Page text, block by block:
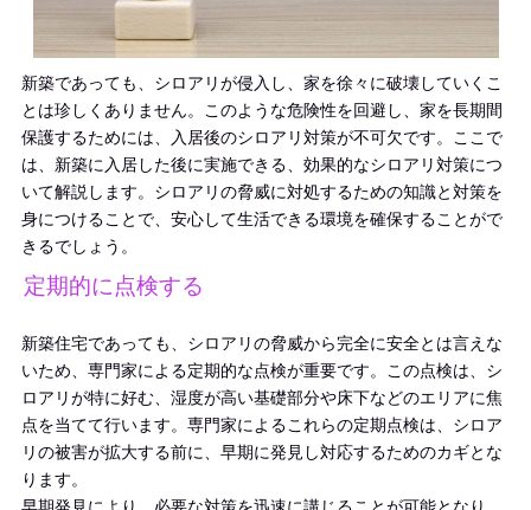
新築であっても、シロアリが侵入し、家を徐々に破壊していくこ
とは珍しくありません。このような危険性を回避し、家を長期間
保護するためには、入居後のシロアリ対策が不可欠です。ここで
は、新築に入居した後に実施できる、効果的なシロアリ対策につ
いて解説します。シロアリの脅威に対処するための知識と対策を
身につけることで、安心して生活できる環境を確保することがで
きるでしょう。
定期的に点検する
新築住宅であっても、シロアリの脅威から完全に安全とは言えな
いため、専門家による定期的な点検が重要です。この点検は、シ
ロアリが特に好む、湿度が高い基礎部分や床下などのエリアに焦
点を当てて行います。専門家によるこれらの定期点検は、シロア
リの被害が拡大する前に、早期に発見し対応するためのカギとな
ります。